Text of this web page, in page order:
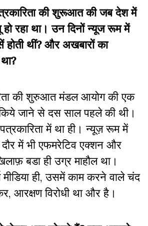
की शुरूआत की जब देश में
रहा था। उन दिनों न्यूज रूम में
थीं? और अखबारों का
की शुरुआत मंडल आयोग की एक
जाने से दस साल पहले की थी।
में था ही। न्यूज़ रूम में
में भी एफमरेटिव एक्शन और
बडा ही उग्र माहौल था।
ही, उसमें काम करने वाले चंद
आरक्षण विरोधी था और है।